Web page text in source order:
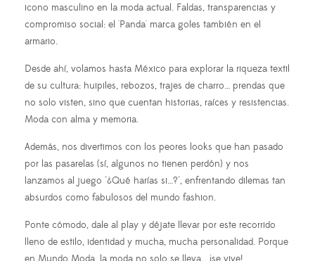
icono masculino en la moda actual. Faldas, transparencias y
compromiso social: el 'Panda' marca goles también en el
armario.
Desde ahí, volamos hasta México para explorar la riqueza textil
de su cultura: huipiles, rebozos, trajes de charro… prendas que
no solo visten, sino que cuentan historias, raíces y resistencias.
Moda con alma y memoria.
Además, nos divertimos con los peores looks que han pasado
por las pasarelas (sí, algunos no tienen perdón) y nos
lanzamos al juego "¿Qué harías si…?", enfrentando dilemas tan
absurdos como fabulosos del mundo fashion.
Ponte cómodo, dale al play y déjate llevar por este recorrido
lleno de estilo, identidad y mucha, mucha personalidad. Porque